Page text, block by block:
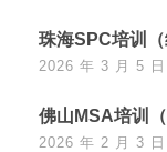
珠海SPC培训
2026 年 3 月 5 日
佛山MSA培训
2026 年 2 月 3 日